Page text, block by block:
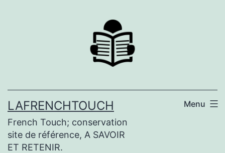
LAFRENCHTOUCH
French Touch; conservation
site de référence, A SAVOIR
ET RETENIR.
Menu